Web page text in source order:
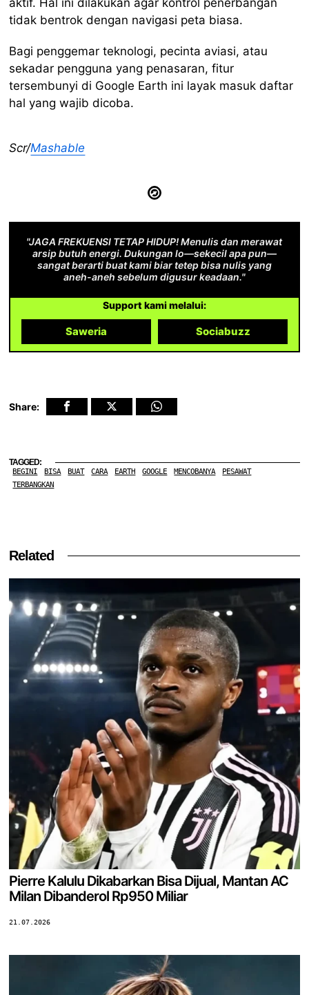
tidak bentrok dengan navigasi peta biasa.
Bagi penggemar teknologi, pecinta aviasi, atau
sekadar pengguna yang penasaran, fitur
tersembunyi di Google Earth ini layak masuk daftar
hal yang wajib dicoba.
Scr/Mashable
"JAGA FREKUENSI TETAP HIDUP! Menulis dan merawat
arsip butuh energi. Dukungan lo—sekecil apa pun—
sangat berarti buat kami biar tetep bisa nulis yang
aneh-aneh sebelum digusur keadaan."
Support kami melalui:
Saweria Sociabuzz
Share:
TAGGED:
BEGINI BISA BUAT CARA EARTH GOOGLE MENCOBANYA
PESAWAT
TERBANGKAN
Related
Pierre Kalulu Dikabarkan Bisa Dijual, Mantan AC
Milan Dibanderol Rp950 Miliar
21.07.2026